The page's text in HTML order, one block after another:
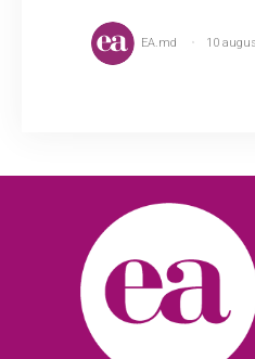
EA.md 10
mers să studieze